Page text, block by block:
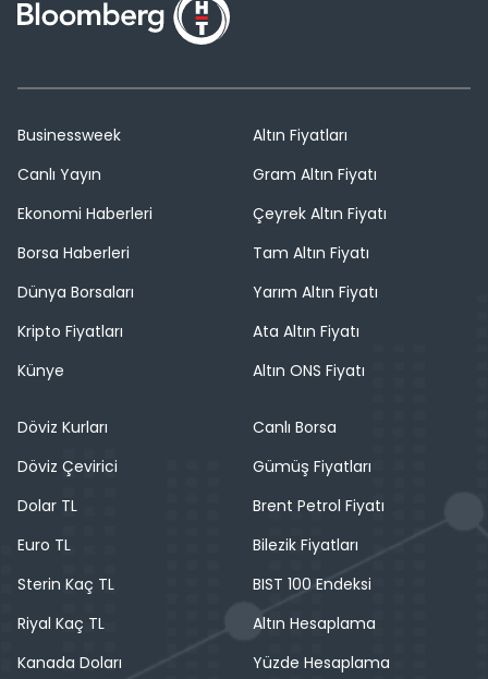
Businessweek
Canlı Yayın
Ekonomi Haberleri
Borsa Haberleri
Dünya Borsaları
Kripto Fiyatları
Künye
Altın Fiyatları
Gram Altın Fiyatı
Çeyrek Altın Fiyatı
Tam Altın Fiyatı
Yarım Altın Fiyatı
Ata Altın Fiyatı
Altın ONS Fiyatı
Döviz Kurları
Döviz Çevirici
Dolar TL
Euro TL
Sterin Kaç TL
Riyal Kaç TL
Kanada Doları
Canlı Borsa
Gümüş Fiyatları
Brent Petrol Fiyatı
Bilezik Fiyatları
BIST 100 Endeksi
Altın Hesaplama
Yüzde Hesaplama